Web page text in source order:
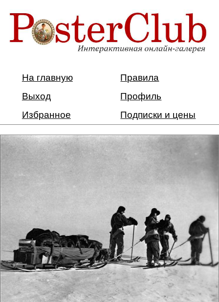
На главную
Правила
Выход
Профиль
Избранное
Подписки и цены